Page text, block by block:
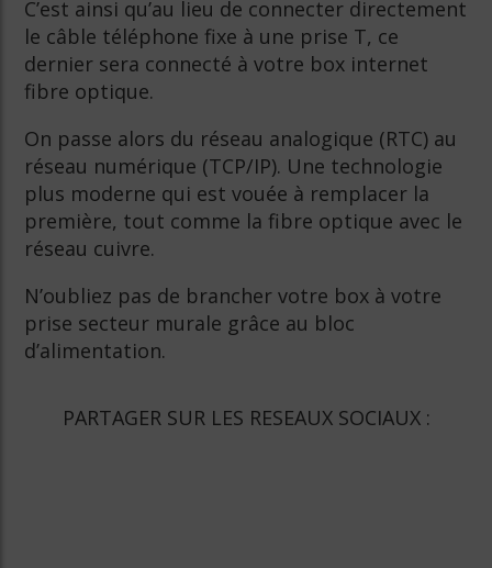
C’est ainsi qu’au lieu de connecter directement
le câble téléphone fixe à une prise T, ce
dernier sera connecté à votre box internet
fibre optique.
On passe alors du réseau analogique (RTC) au
réseau numérique (TCP/IP). Une technologie
plus moderne qui est vouée à remplacer la
première, tout comme la fibre optique avec le
réseau cuivre.
N’oubliez pas de brancher votre box à votre
prise secteur murale grâce au bloc
d’alimentation.
PARTAGER SUR LES RESEAUX SOCIAUX :